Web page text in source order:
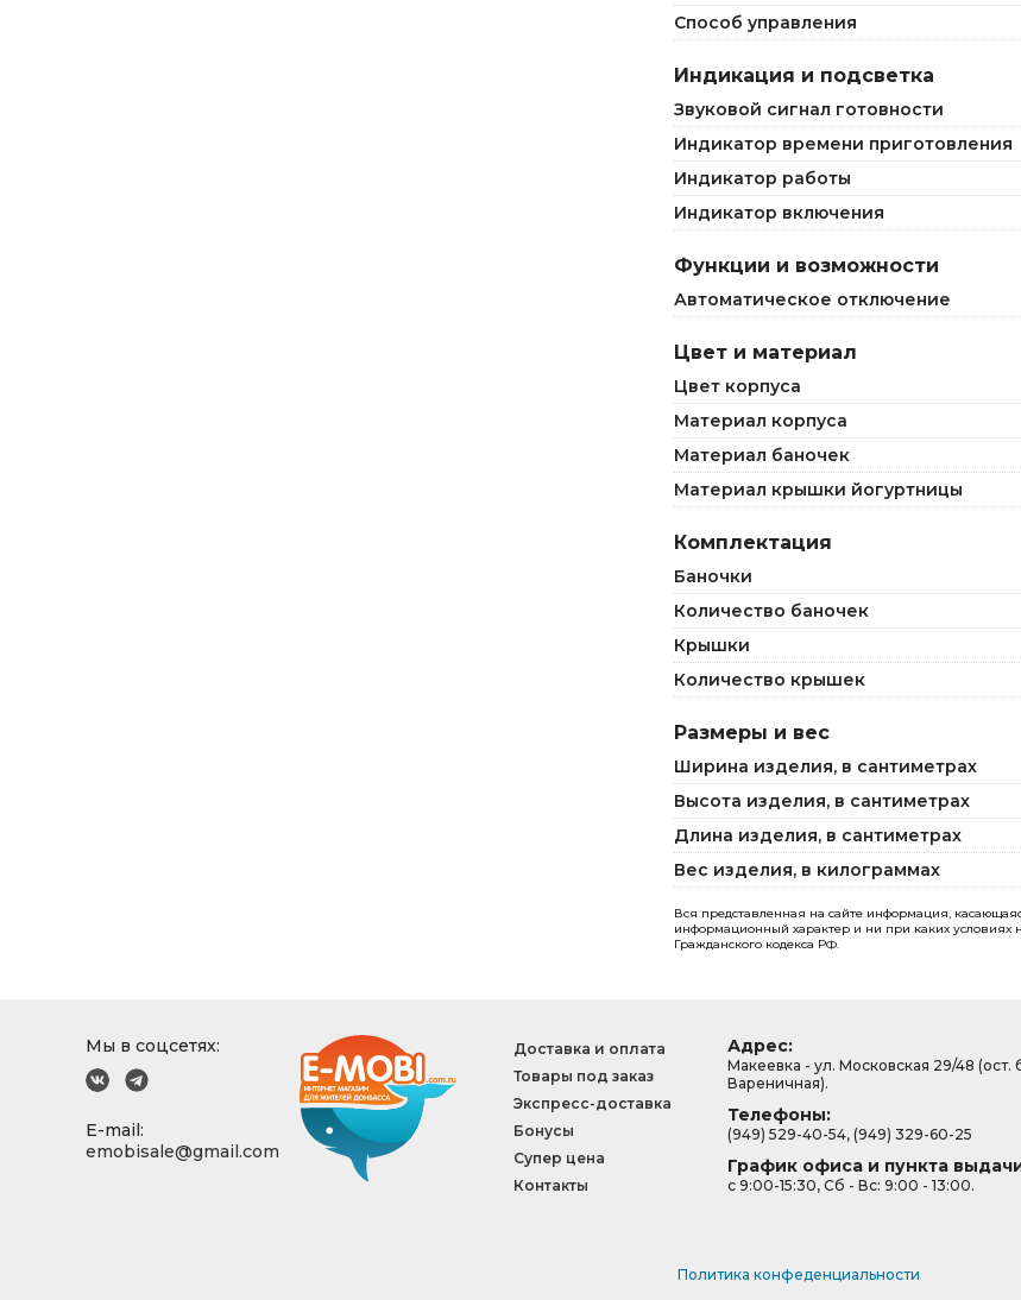
Способ управления
Индикация и подсветка
Звуковой сигнал готовности
Индикатор времени приготовления
Индикатор работы
Индикатор включения
Функции и возможности
Автоматическое отключение
Цвет и материал
Цвет корпуса
Материал корпуса
Материал баночек
Материал крышки йогуртницы
Комплектация
Баночки
Количество баночек
Крышки
Количество крышек
Размеры и вес
Ширина изделия, в сантиметрах
Высота изделия, в сантиметрах
Длина изделия, в сантиметрах
Вес изделия, в килограммах
Вся представленная на сайте информация,
информационный характер и ни при каких условиях
Гражданского кодекса РФ.
Мы в соцсетях:
E-mail:
emobisale@gmail.com
Доставка и оплата
Товары под заказ
Экспресс-доставка
Бонусы
Супер цена
Контакты
Адрес:
Макеевка - ул. Московская 29/48 (ост.
Вареничная).
Телефоны:
(949) 529-40-54, (949) 329-60-25
График офиса и пункта
с 9:00-15:30, Сб - Вс: 9:00 - 13:00.
Политика конфеденциальности